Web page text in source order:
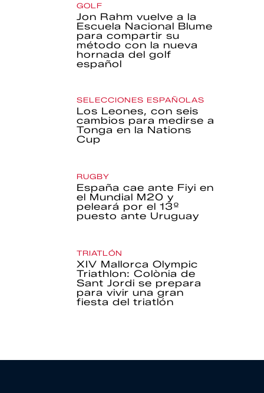
GOLF
Jon Rahm vuelve a la
Escuela Nacional Blume
para compartir su
método con la nueva
hornada del golf
español
SELECCIONES ESPAÑOLAS
Los Leones, con seis
cambios para medirse a
Tonga en la Nations
Cup
RUGBY
España cae ante Fiyi en
el Mundial M20 y
peleará por el 13º
puesto ante Uruguay
TRIATLÓN
XIV Mallorca Olympic
Triathlon: Colònia de
Sant Jordi se prepara
para vivir una gran
fiesta del triatlón